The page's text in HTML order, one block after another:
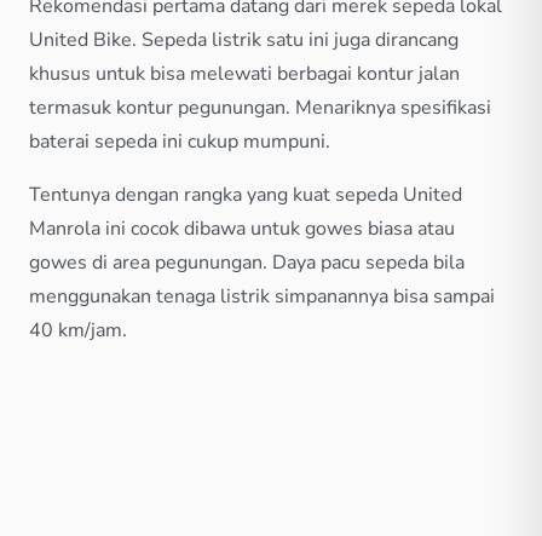
Rekomendasi pertama datang dari merek sepeda lokal
United Bike. Sepeda listrik satu ini juga dirancang
khusus untuk bisa melewati berbagai kontur jalan
termasuk kontur pegunungan. Menariknya spesifikasi
baterai sepeda ini cukup mumpuni.
Tentunya dengan rangka yang kuat sepeda United
Manrola ini cocok dibawa untuk gowes biasa atau
gowes di area pegunungan. Daya pacu sepeda bila
menggunakan tenaga listrik simpanannya bisa sampai
40 km/jam.